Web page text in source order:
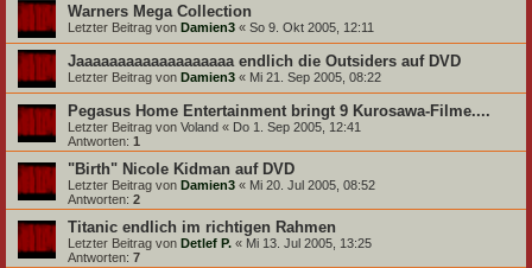
Warners Mega Collection
Letzter Beitrag von Damien3 « So 9. Okt 2005, 12:11
Jaaaaaaaaaaaaaaaaaaa endlich die Outsiders auf DVD
Letzter Beitrag von Damien3 « Mi 21. Sep 2005, 08:22
Pegasus Home Entertainment bringt 9 Kurosawa-Filme....
Letzter Beitrag von Voland « Do 1. Sep 2005, 12:41
Antworten: 1
"Birth" Nicole Kidman auf DVD
Letzter Beitrag von Damien3 « Mi 20. Jul 2005, 08:52
Antworten: 2
Titanic endlich im richtigen Rahmen
Letzter Beitrag von Detlef P. « Mi 13. Jul 2005, 13:25
Antworten: 7